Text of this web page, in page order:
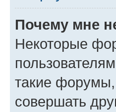
Почему мне
Некоторые
такие форумы,
совершать